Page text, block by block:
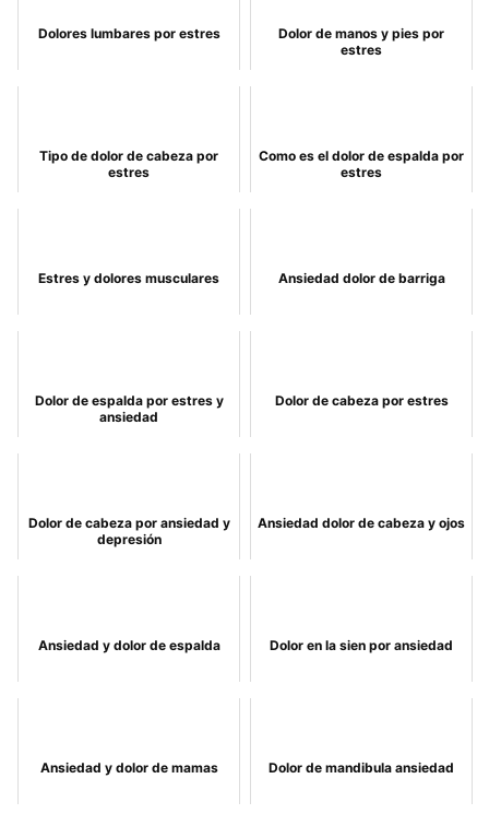
Dolores lumbares por estres
Dolor de manos y pies por
estres
Tipo de dolor de cabeza por
estres
Como es el dolor de espalda por
estres
Estres y dolores musculares Ansiedad dolor de barriga
Dolor de espalda por estres y
ansiedad
Dolor de cabeza por estres
Dolor de cabeza por ansiedad y
depresión
Ansiedad dolor de cabeza y ojos
Ansiedad y dolor de espalda Dolor en la sien por ansiedad
Ansiedad y dolor de mamas Dolor de mandibula ansiedad